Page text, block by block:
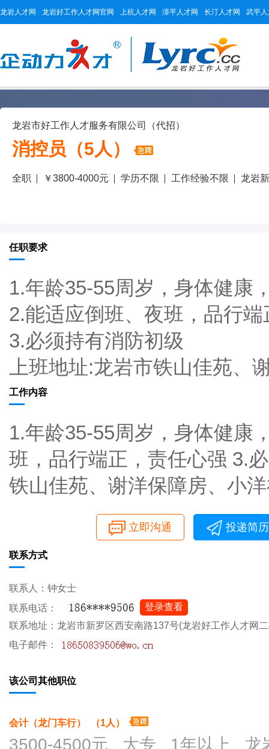
龙岩人才网 龙岩好工作人才网官网 上杭人才网 漳平人才网 长汀人才网 武平
龙岩市好工作人才服务有限公司（代招）
消控员（5人）
全职 ￥3800-4000元 学历不限 工作经验不限 龙岩
任职要求
1.年龄35-55周岁，身体健康
2.能适应倒班、夜班，品行
3.必须持有消防初级
上班地址:龙岩市铁山佳苑、
工作内容
1.年龄35-55周岁，身体健康
班，品行端正，责任心强 3.
铁山佳苑、谢洋保障房、小
立即沟通 投递简历
联系方式
联系人：钟女士
联系电话：
登录查看
联系地址：龙岩市新罗区西安南路137号(龙岩好工作人才网
电子邮件：
该公司其他职位
会计（龙门车行） （1人）
3500-4500元 大专 1年以上 龙